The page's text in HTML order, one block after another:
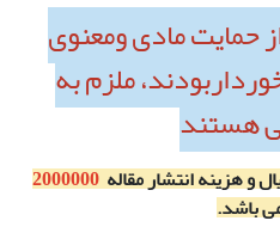
حمایت مادی ومعنوی
ملزم به
هستند
و هزینه انتشار مقاله2000000
باشد.